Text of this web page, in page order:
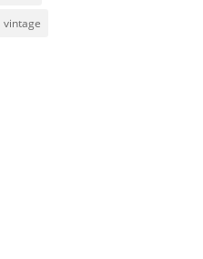
vintage